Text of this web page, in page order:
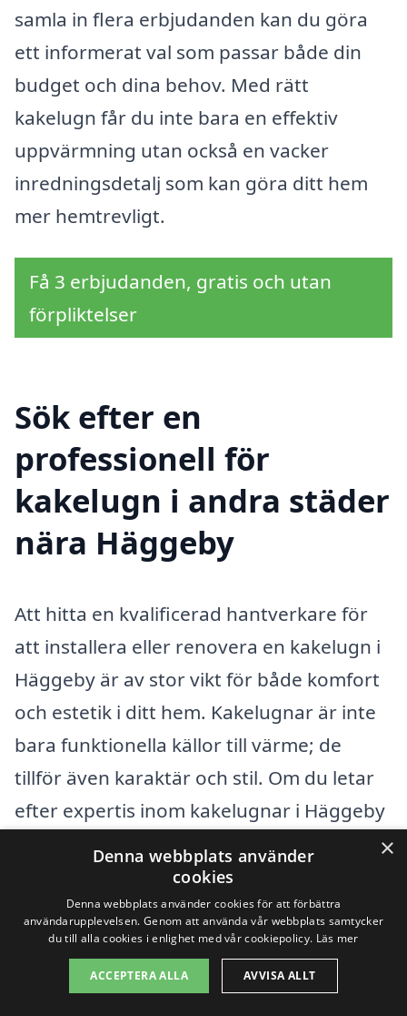
samla in flera erbjudanden kan du göra
ett informerat val som passar både din
budget och dina behov. Med rätt
kakelugn får du inte bara en effektiv
uppvärmning utan också en vacker
inredningsdetalj som kan göra ditt hem
mer hemtrevligt.
Få 3 erbjudanden, gratis och utan
förpliktelser
Sök efter en
professionell för
kakelugn i andra städer
nära Häggeby
Att hitta en kvalificerad hantverkare för
att installera eller renovera en kakelugn i
Häggeby är av stor vikt för både komfort
och estetik i ditt hem. Kakelugnar är inte
bara funktionella källor till värme; de
tillför även karaktär och stil. Om du letar
efter expertis inom kakelugnar i Häggeby
kan det vara en bra idé att även överväga
företag i närliggande städer.
Följande städer kan erbjuda
professionella tjänster inom kakelugn:
×
Denna webbplats använder
cookies
Denna webbplats använder cookies för att förbättra
användarupplevelsen. Genom att använda vår webbplats samtycker
du till alla cookies i enlighet med vår cookiepolicy. Läs mer
ACCEPTERA ALLA AVVISA ALLT